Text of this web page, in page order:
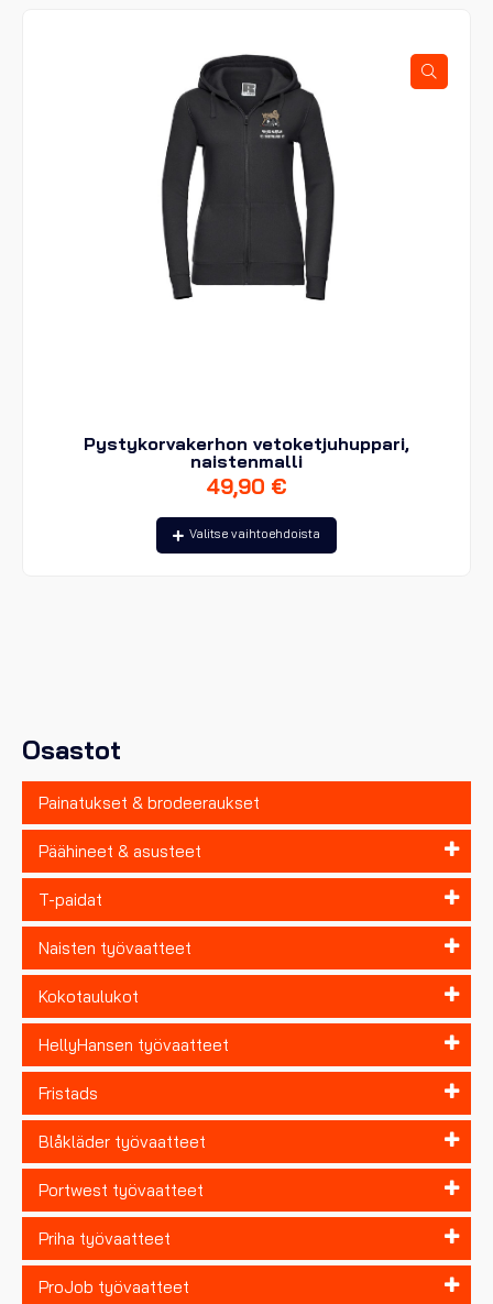
Osastot
Painatukset & brodeeraukset
Päähineet & asusteet
T-paidat
Naisten työvaatteet
Kokotaulukot
HellyHansen työvaatteet
Fristads
Blåkläder työvaatteet
Portwest työvaatteet
Priha työvaatteet
ProJob työvaatteet
Pystykorvakerhon vetoketjuhuppari,
naistenmalli
49,90 €
Valitse vaihtoehdoista
Tällä
tuotteella